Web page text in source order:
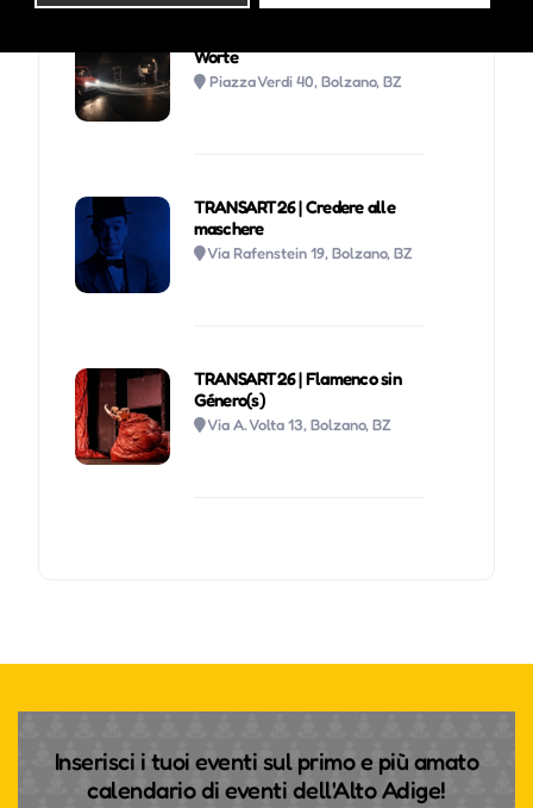
Worte
Piazza Verdi 40, Bolzano, BZ
TRANSART26 | Credere alle
maschere
Via Rafenstein 19, Bolzano, BZ
TRANSART26 | Flamenco sin
Género(s)
Via A. Volta 13, Bolzano, BZ
Inserisci i tuoi eventi sul primo e più amato
calendario di eventi dell'Alto Adige!